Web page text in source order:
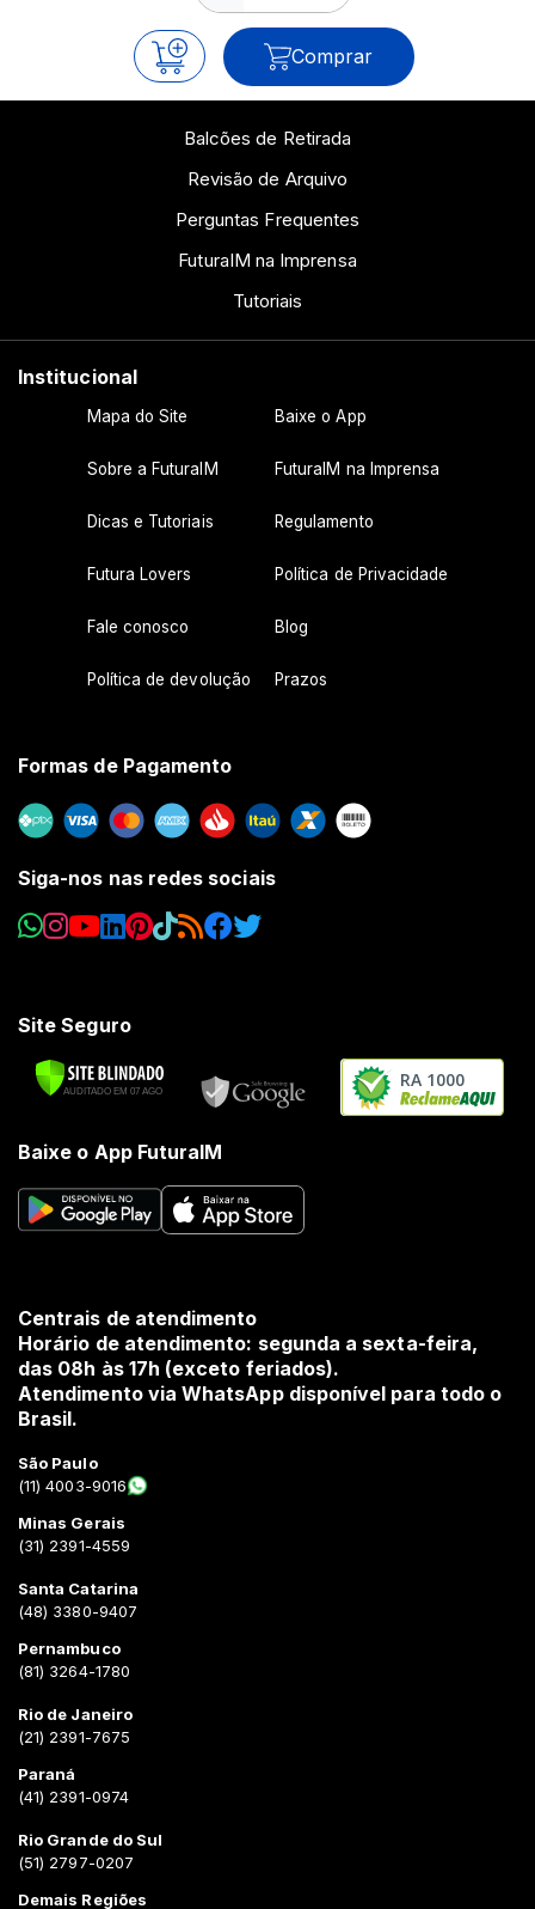
Comprar
Balcões de Retirada
Revisão de Arquivo
Perguntas Frequentes
FuturaIM na Imprensa
Tutoriais
Institucional
Mapa do Site Baixe o App
Sobre a FuturaIM FuturaIM na Imprensa
Dicas e Tutoriais Regulamento
Futura Lovers Política de Privacidade
Fale conosco Blog
Política de devolução Prazos
Formas de Pagamento
Siga-nos nas redes sociais
Site Seguro
RA 1000
Baixe o App FuturaIM
Centrais de atendimento
Horário de atendimento: segunda a sexta-feira,
das 08h às 17h (exceto feriados).
Atendimento via WhatsApp disponível para todo o
Brasil.
São Paulo
(11) 4003-9016
Minas Gerais
(31) 2391-4559
Santa Catarina
(48) 3380-9407
Pernambuco
(81) 3264-1780
Rio de Janeiro
(21) 2391-7675
Paraná
(41) 2391-0974
Rio Grande do Sul
(51) 2797-0207
Demais Regiões